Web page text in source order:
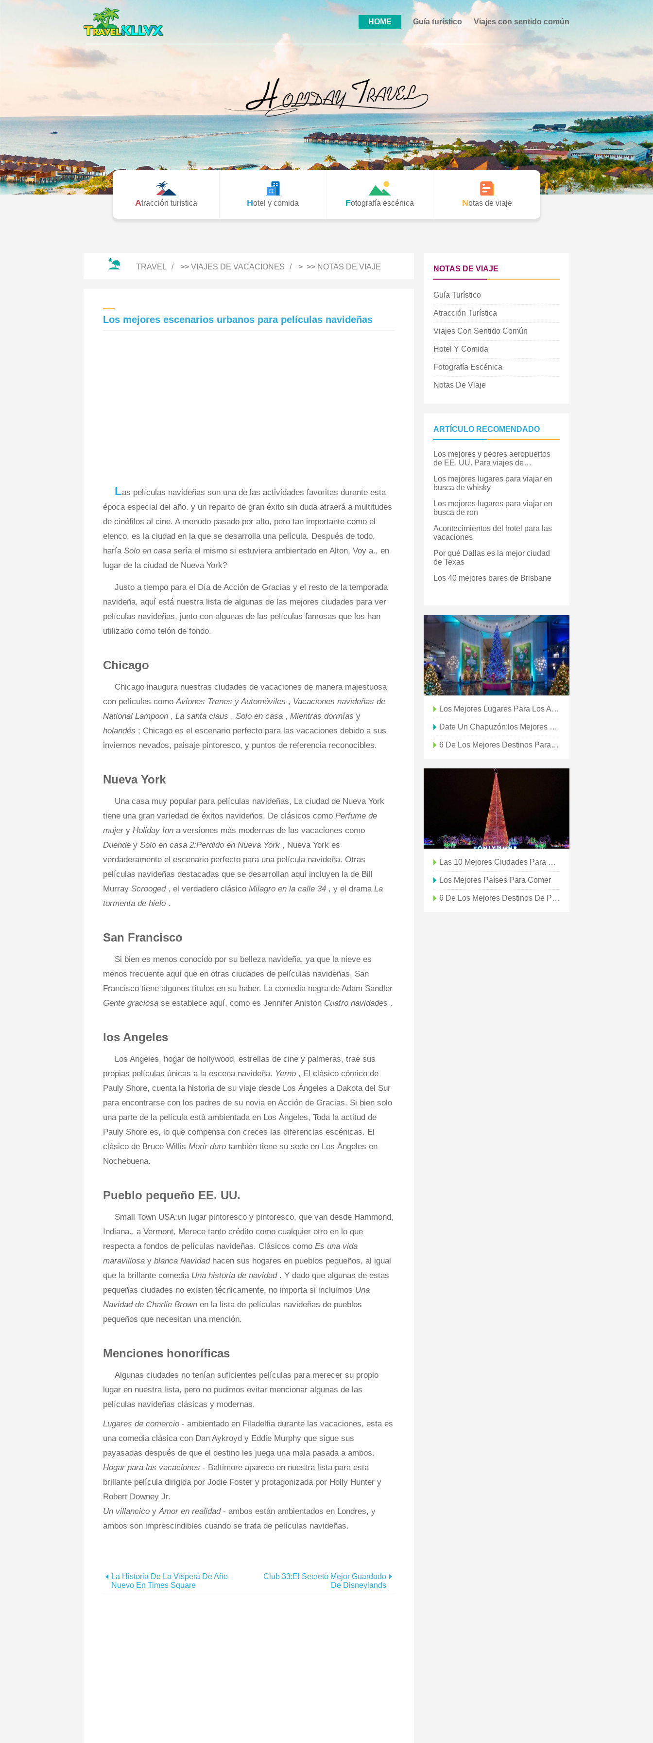
HOME Guía turístico Viajes con sentido común
Atracción turística Hotel y comida Fotografía escénica Notas de viaje
TRAVEL >> VIAJES DE VACACIONES > >> NOTAS DE VIAJE
Los mejores escenarios urbanos para películas navideñas
Las películas navideñas son una de las actividades favoritas durante esta
época especial del año. y un reparto de gran éxito sin duda atraerá a multitudes
de cinéfilos al cine. A menudo pasado por alto, pero tan importante como el
elenco, es la ciudad en la que se desarrolla una película. Después de todo,
haría Solo en casa sería el mismo si estuviera ambientado en Alton, Voy a., en
lugar de la ciudad de Nueva York?
Justo a tiempo para el Día de Acción de Gracias y el resto de la temporada
navideña, aquí está nuestra lista de algunas de las mejores ciudades para ver
películas navideñas, junto con algunas de las películas famosas que los han
utilizado como telón de fondo.
Chicago
Chicago inaugura nuestras ciudades de vacaciones de manera majestuosa
con películas comoAviones Trenes y Automóviles , Vacaciones navideñas de
National Lampoon , La santa claus , Solo en casa , Mientras dormías y
holandés ; Chicago es el escenario perfecto para las vacaciones debido a sus
inviernos nevados, paisaje pintoresco, y puntos de referencia reconocibles.
Nueva York
Una casa muy popular para películas navideñas, La ciudad de Nueva York
tiene una gran variedad de éxitos navideños. De clásicos como Perfume de
mujer y Holiday Inn a versiones más modernas de las vacaciones como
Duende y Solo en casa 2:Perdido en Nueva York , Nueva York es
verdaderamente el escenario perfecto para una película navideña. Otras
películas navideñas destacadas que se desarrollan aquí incluyen la de Bill
Murray Scrooged , el verdadero clásico Milagro en la calle 34 , y el drama La
tormenta de hielo .
San Francisco
Si bien es menos conocido por su belleza navideña, ya que la nieve es
menos frecuente aquí que en otras ciudades de películas navideñas, San
Francisco tiene algunos títulos en su haber. La comedia negra de Adam Sandler
Gente graciosa se establece aquí, como es Jennifer Aniston Cuatro navidades .
los Angeles
Los Angeles, hogar de hollywood, estrellas de cine y palmeras, trae sus
propias películas únicas a la escena navideña. Yerno , El clásico cómico de
Pauly Shore, cuenta la historia de su viaje desde Los Ángeles a Dakota del Sur
para encontrarse con los padres de su novia en Acción de Gracias. Si bien solo
una parte de la película está ambientada en Los Ángeles, Toda la actitud de
Pauly Shore es, lo que compensa con creces las diferencias escénicas. El
clásico de Bruce Willis Morir duro también tiene su sede en Los Ángeles en
Nochebuena.
Pueblo pequeño EE. UU.
Small Town USA:un lugar pintoresco y pintoresco, que van desde Hammond,
Indiana., a Vermont, Merece tanto crédito como cualquier otro en lo que
respecta a fondos de películas navideñas. Clásicos como Es una vida
maravillosa y blanca Navidad hacen sus hogares en pueblos pequeños, al igual
que la brillante comedia Una historia de navidad . Y dado que algunas de estas
pequeñas ciudades no existen técnicamente, no importa si incluimos Una
Navidad de Charlie Brown en la lista de películas navideñas de pueblos
pequeños que necesitan una mención.
Menciones honoríficas
Algunas ciudades no tenían suficientes películas para merecer su propio
lugar en nuestra lista, pero no pudimos evitar mencionar algunas de las
películas navideñas clásicas y modernas.
Lugares de comercio - ambientado en Filadelfia durante las vacaciones, esta es
una comedia clásica con Dan Aykroyd y Eddie Murphy que sigue sus
payasadas después de que el destino les juega una mala pasada a ambos.
Hogar para las vacaciones - Baltimore aparece en nuestra lista para esta
brillante película dirigida por Jodie Foster y protagonizada por Holly Hunter y
Robert Downey Jr.
Un villancico yAmor en realidad - ambos están ambientados en Londres, y
ambos son imprescindibles cuando se trata de películas navideñas.
La Historia De La Víspera De Año
Nuevo En Times Square
Club 33:El Secreto Mejor Guardado
De Disneylands
NOTAS DE VIAJE
Guía Turístico
Atracción Turística
Viajes Con Sentido Común
Hotel Y Comida
Fotografía Escénica
Notas De Viaje
ARTÍCULO RECOMENDADO
Los mejores y peores aeropuertos
de EE. UU. Para viajes de
Los mejores lugares para viajar en
busca de whisky
Los mejores lugares para viajar en
busca de ron
Acontecimientos del hotel para las
vacaciones
Por qué Dallas es la mejor ciudad
de Texas
Los 40 mejores bares de Brisbane
Los Mejores Lugares Para Los Amantes Del Chocolate
Date Un Chapuzón:los Mejores Lugares Para Nadar Al Aire Libre En La Ciudad
6 De Los Mejores Destinos Para Viajes De Yoga
Las 10 Mejores Ciudades Para Expatriados
Los Mejores Países Para Comer
6 De Los Mejores Destinos De Playa Para R&R